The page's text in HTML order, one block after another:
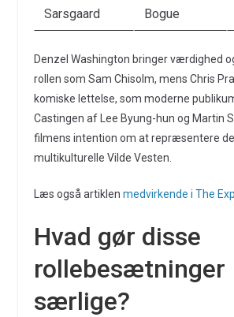
Sarsgaard
Bogue
Denzel Washington bringer værdighed
rollen som Sam Chisolm, mens Chris
komiske lettelse, som moderne
Castingen af Lee Byung-hun og Martin
filmens intention om at repræsentere
multikulturelle Vilde Vesten.
Læs også artiklen medvirkende i The
Hvad gør disse
rollebesætninger
særlige?